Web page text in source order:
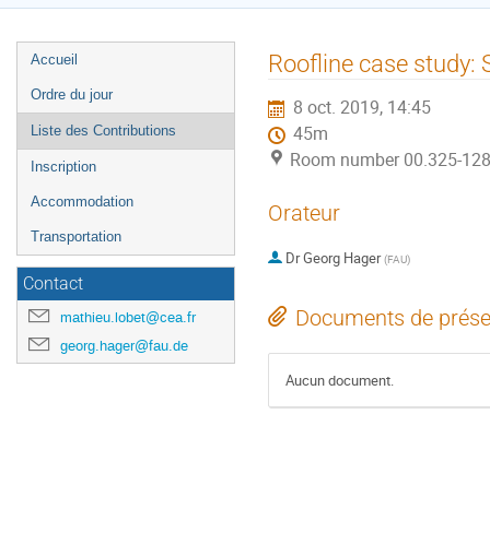
Menu
de
l'événement
Accueil
Ordre du jour
Liste des Contributions
Inscription
Accommodation
Transportation
Contact
mathieu.lobet@cea.fr
georg.hager@fau.de
Roofline case study:
8 oct. 2019, 14:45
45m
Room number 00.325-
Orateur
DrGeorg Hager (FAU)
Documents de
Aucun document.